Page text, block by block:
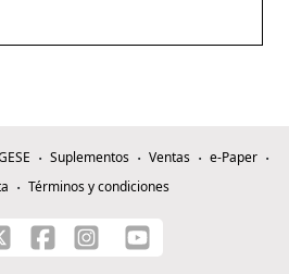
Suplementos Ventas
e-Paper
Términos y condiciones